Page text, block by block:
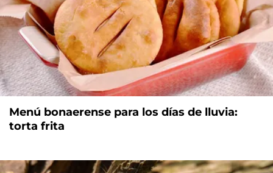
Menú bonaerense para los días de lluvia:
torta frita